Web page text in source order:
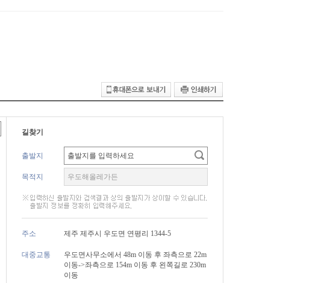
길찾기
출발지
목적지
주소 제주 제주시 우도면 연평리 1344-5
대중교통
우도면사무소에서 48m 이동 후 좌측으로 22m
이동->좌측으로 154m 이동 후 왼쪽길로 230m
이동